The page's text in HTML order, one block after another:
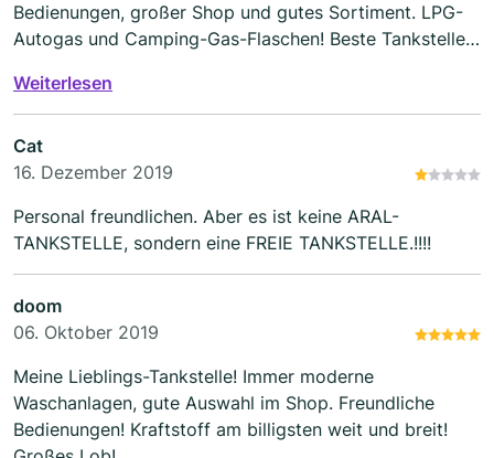
Bedienungen, großer Shop und gutes Sortiment. LPG-
Autogas und Camping-Gas-Flaschen! Beste Tankstelle
Weiterlesen
Cat
16. Dezember 2019
Personal freundlichen. Aber es ist keine ARAL-
TANKSTELLE, sondern eine FREIE TANKSTELLE.!!!!
doom
06. Oktober 2019
Meine Lieblings-Tankstelle! Immer moderne
Waschanlagen, gute Auswahl im Shop. Freundliche
Bedienungen! Kraftstoff am billigsten weit und breit!